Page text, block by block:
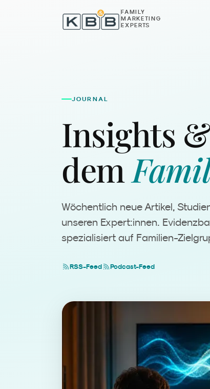
FAMILY
MARKETING
EXPERTS
JOURNAL
Insights
dem
Wöchentlich neue Artikel,
unseren Expert:innen.
spezialisiert auf Familien-
RSS-Feed Podcast-Feed